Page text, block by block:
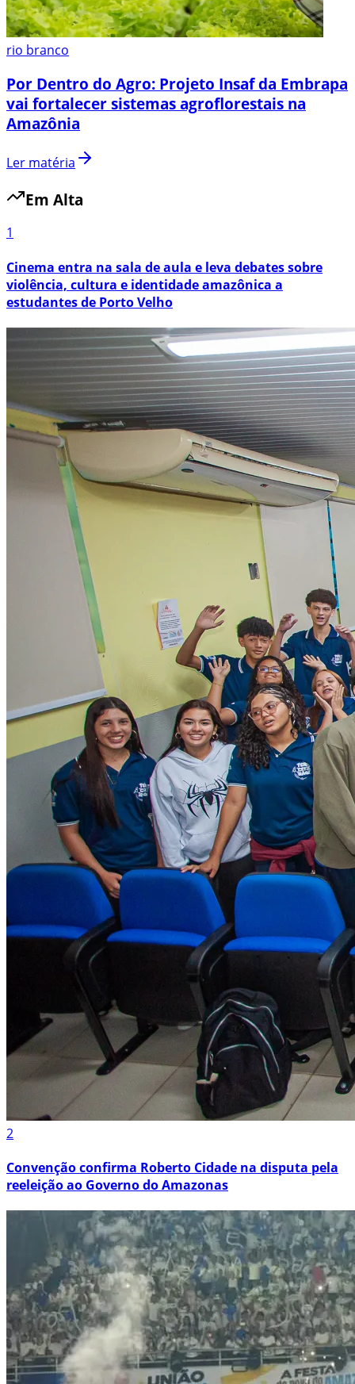
rio branco
Por Dentro do Agro: Projeto Insaf da Embrapa
vai fortalecer sistemas agroflorestais na
Amazônia
Ler matéria
Em Alta
1
Cinema entra na sala de aula e leva debates sobre
violência, cultura e identidade amazônica a
estudantes de Porto Velho
2
Convenção confirma Roberto Cidade na disputa pela
reeleição ao Governo do Amazonas